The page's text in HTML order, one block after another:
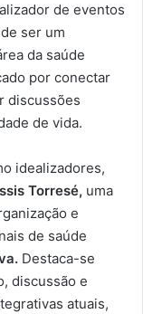
de eventos
ser um
da saúde
por conectar
discussões
de vida.
idealizadores,
Torresé, uma
e
de saúde
Destaca-se
discussão e
atuais,